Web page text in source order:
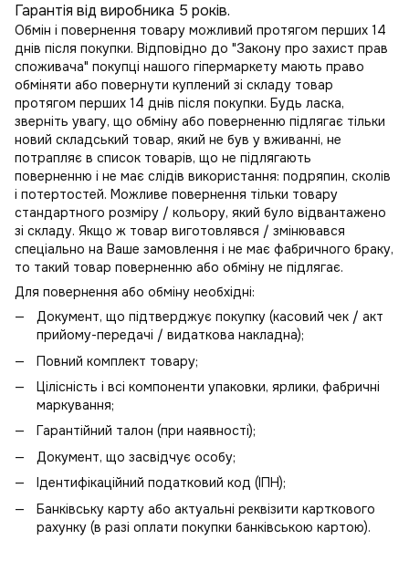
Гарантія від виробника 5 років.
Обмін і повернення товару можливий протягом перших 14
днів після покупки. Відповідно до "Закону про захист прав
споживача" покупці нашого гіпермаркету мають право
обміняти або повернути куплений зі складу товар
протягом перших 14 днів після покупки. Будь ласка,
зверніть увагу, що обміну або поверненню підлягає тільки
новий складський товар, який не був у вживанні, не
потрапляє в список товарів, що не підлягають
поверненню і не має слідів використання: подряпин, сколів
і потертостей. Можливе повернення тільки товару
стандартного розміру / кольору, який було відвантажено
зі складу. Якщо ж товар виготовлявся / змінювався
спеціально на Ваше замовлення і не має фабричного браку,
то такий товар поверненню або обміну не підлягає.
Для повернення або обміну необхідні:
Документ, що підтверджує покупку (касовий чек / акт
прийому-передачі / видаткова накладна);
Повний комплект товару;
Цілісність і всі компоненти упаковки, ярлики, фабричні
маркування;
Гарантійний талон (при наявності);
Документ, що засвідчує особу;
Ідентифікаційний податковий код (ІПН);
Банківську карту або актуальні реквізити карткового
рахунку (в разі оплати покупки банківською картою).